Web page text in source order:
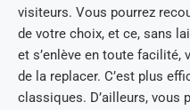
visiteurs. Vous pourrez
de votre choix, et ce, sans
et s’enlève en toute
de la replacer. C’est plus
classiques. D’ailleurs, vous